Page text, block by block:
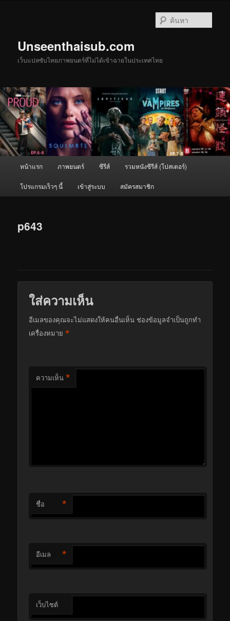
Unseenthaisub.com
เว็บแปลซับไทยภาพยนตร์ที่ไม่ได้เข้าฉายในประเทศไทย
หน้าแรก ภาพยนตร์ ซีรีส์ รวมหนังซีรีส์ (โปสเตอร์)
โปรแกรมเร็วๆ นี้ เข้าสู่ระบบ สมัครสมาชิก
p643
ใส่ความเห็น
อีเมลของคุณจะไม่แสดงให้คนอื่นเห็น ช่องข้อมูลจำเป็นถูกทำ
เครื่องหมาย*
ความเห็น *
ชื่อ *
อีเมล *
เว็บไซต์